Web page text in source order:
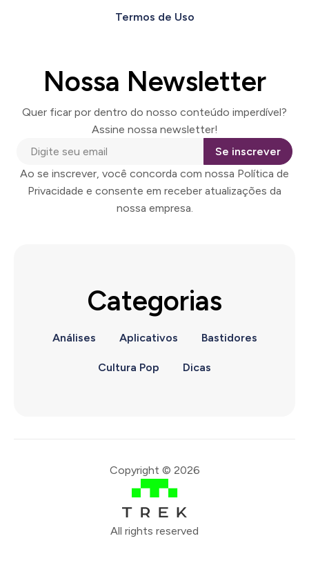
Termos de Uso
Nossa Newsletter
Quer ficar por dentro do nosso conteúdo imperdível?
Assine nossa newsletter!
Se inscrever
Ao se inscrever, você concorda com nossa Política de
Privacidade e consente em receber atualizações da
nossa empresa.
Categorias
Análises Aplicativos Bastidores
Cultura Pop Dicas
Copyright © 2026
All rights reserved